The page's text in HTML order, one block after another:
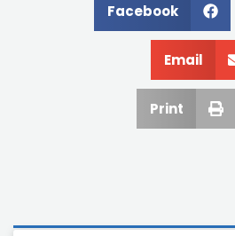
Facebook
Email
Print